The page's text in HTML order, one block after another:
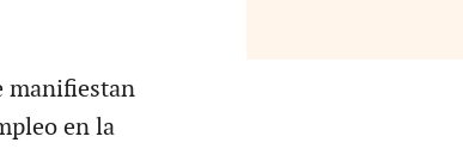
manifiestan
en la